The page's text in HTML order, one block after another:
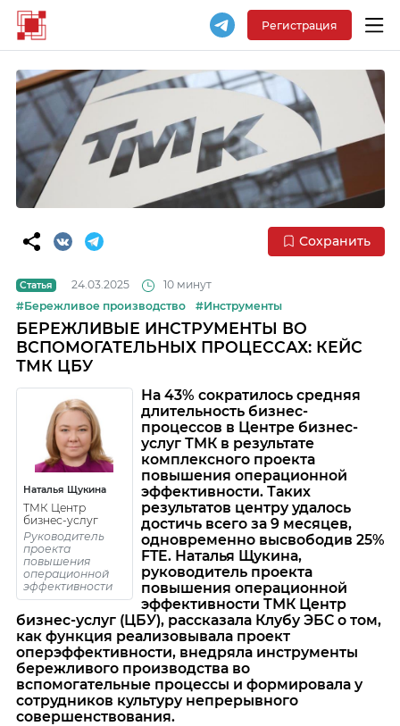
Регистрация
Сохранить
Статья 24.03.2025
10 минут
#Бережливое производство
#Инструменты
БЕРЕЖЛИВЫЕ ИНСТРУМЕНТЫ ВО
ВСПОМОГАТЕЛЬНЫХ ПРОЦЕССАХ: КЕЙС
ТМК ЦБУ
Наталья Щукина
ТМК Центр
бизнес-услуг
Руководитель
проекта
повышения
операционной
эффективности
На 43% сократилось средняя
длительность бизнес-
процессов в Центре бизнес-
услуг ТМК в результате
комплексного проекта
повышения операционной
эффективности. Таких
результатов центру удалось
достичь всего за 9 месяцев,
одновременно высвободив 25%
FTE. Наталья Щукина,
руководитель проекта
повышения операционной
эффективности ТМК Центр
бизнес-услуг (ЦБУ), рассказала Клубу ЭБС о том,
как функция реализовывала проект
оперэффективности, внедряла инструменты
бережливого производства во
вспомогательные процессы и формировала у
сотрудников культуру непрерывного
совершенствования.